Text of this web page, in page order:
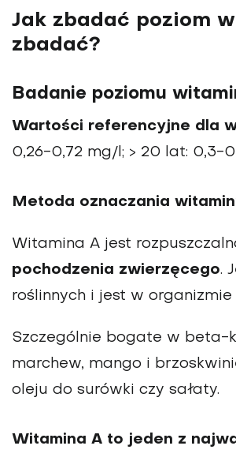
Jak zbadać poziom
zbadać?
Badanie poziomu
Wartości referencyjne dla
0,26-0,72 mg/l; > 20 lat: 0,3-
Metoda oznaczania
Witamina A jest
pochodzenia zwierzęcego.
roślinnych i jest w
Szczególnie bogate w beta-
marchew, mango i
oleju do surówki czy sałaty.
Witamina A to jeden z